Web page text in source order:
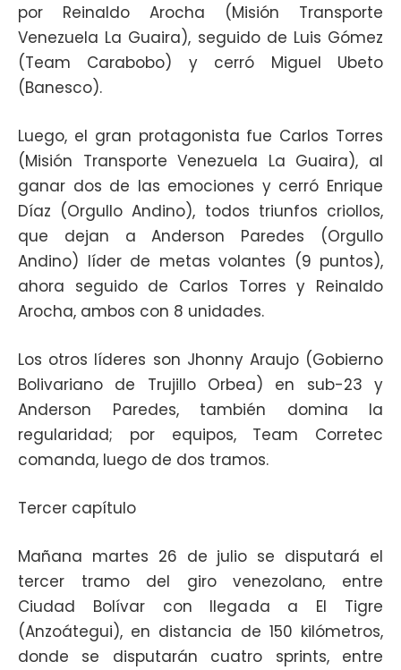
por Reinaldo Arocha (Misión Transporte
Venezuela La Guaira), seguido de Luis Gómez
(Team Carabobo) y cerró Miguel Ubeto
(Banesco).
Luego, el gran protagonista fue Carlos Torres
(Misión Transporte Venezuela La Guaira), al
ganar dos de las emociones y cerró Enrique
Díaz (Orgullo Andino), todos triunfos criollos,
que dejan a Anderson Paredes (Orgullo
Andino) líder de metas volantes (9 puntos),
ahora seguido de Carlos Torres y Reinaldo
Arocha, ambos con 8 unidades.
Los otros líderes son Jhonny Araujo (Gobierno
Bolivariano de Trujillo Orbea) en sub-23 y
Anderson Paredes, también domina la
regularidad; por equipos, Team Corretec
comanda, luego de dos tramos.
Tercer capítulo
Mañana martes 26 de julio se disputará el
tercer tramo del giro venezolano, entre
Ciudad Bolívar con llegada a El Tigre
(Anzoátegui), en distancia de 150 kilómetros,
donde se disputarán cuatro sprints, entre